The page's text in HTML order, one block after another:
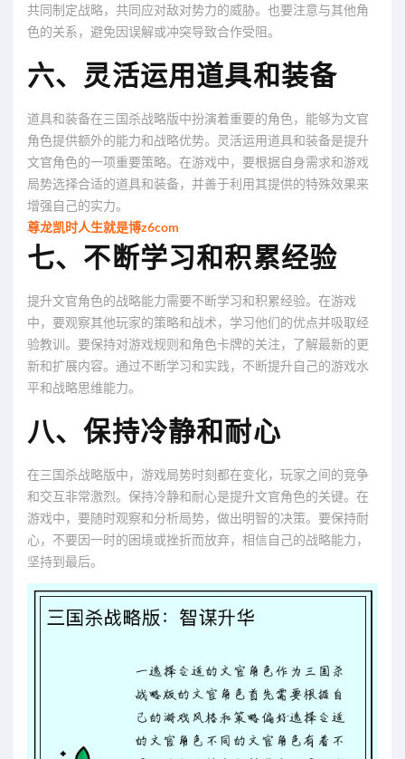
共同制定战略，共同应对敌对势力的威胁。也要注意与其他角
色的关系，避免因误解或冲突导致合作受阻。
六、灵活运用道具和装备
道具和装备在三国杀战略版中扮演着重要的角色，能够为文官
角色提供额外的能力和战略优势。灵活运用道具和装备是提升
文官角色的一项重要策略。在游戏中，要根据自身需求和游戏
局势选择合适的道具和装备，并善于利用其提供的特殊效果来
增强自己的实力。
尊龙凯时人生就是博z6com
七、不断学习和积累经验
提升文官角色的战略能力需要不断学习和积累经验。在游戏
中，要观察其他玩家的策略和战术，学习他们的优点并吸取经
验教训。要保持对游戏规则和角色卡牌的关注，了解最新的更
新和扩展内容。通过不断学习和实践，不断提升自己的游戏水
平和战略思维能力。
八、保持冷静和耐心
在三国杀战略版中，游戏局势时刻都在变化，玩家之间的竞争
和交互非常激烈。保持冷静和耐心是提升文官角色的关键。在
游戏中，要随时观察和分析局势，做出明智的决策。要保持耐
心，不要因一时的困境或挫折而放弃，相信自己的战略能力，
坚持到最后。